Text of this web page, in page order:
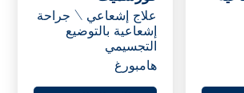
علاج إشعاعي \ جراحة
إشعاعية بالتوضيع
التجسيمي
هامبورغ